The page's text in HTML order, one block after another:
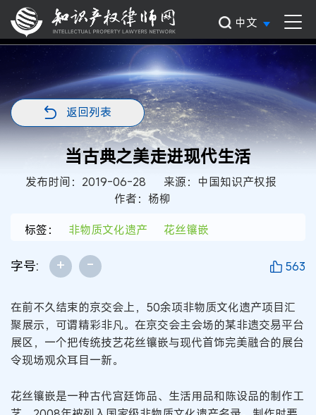
中文
返回列表
当古典之美走进现代生活
发布时间：2019-06-28
来源：中国知识产权报
作者：杨柳
标签：
非物质文化遗产 花丝镶嵌
字号: + - 563
在前不久结束的京交会上，50余项非物质文化遗产项目汇
聚展示，可谓精彩非凡。在京交会主会场的某非遗交易平台
展区，一个把传统技艺花丝镶嵌与现代首饰完美融合的展台
令现场观众耳目一新。
花丝镶嵌是一种古代宫廷饰品、生活用品和陈设品的制作工